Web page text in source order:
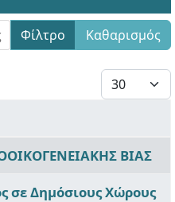
Φίλτρο Καθαρισμός
Εμφάνιση #
ΒΙΑΣ
σε Δημόσιους Χώρους